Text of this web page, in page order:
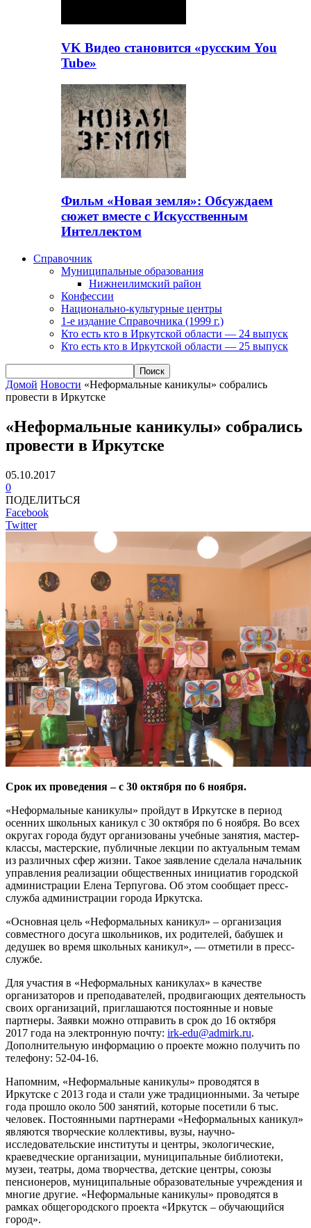
VK Видео становится «русским You
Tube»
Фильм «Новая земля»: Обсуждаем
сюжет вместе с Искусственным
Интеллектом
Справочник
Муниципальные образования
Нижнеилимский район
Конфессии
Национально-культурные центры
1-е издание Справочника (1999 г.)
Кто есть кто в Иркутской области — 24 выпуск
Кто есть кто в Иркутской области — 25 выпуск
Домой Новости «Неформальные каникулы» собрались
провести в Иркутске
«Неформальные каникулы» собрались
провести в Иркутске
05.10.2017
0
ПОДЕЛИТЬСЯ
Facebook
Twitter
Срок их проведения – с 30 октября по 6 ноября.
«Неформальные каникулы» пройдут в Иркутске в период
осенних школьных каникул с 30 октября по 6 ноября. Во всех
округах города будут организованы учебные занятия, мастер-
классы, мастерские, публичные лекции по актуальным темам
из различных сфер жизни. Такое заявление сделала начальник
управления реализации общественных инициатив городской
администрации Елена Терпугова. Об этом сообщает пресс-
служба администрации города Иркутска.
«Основная цель «Неформальных каникул» – организация
совместного досуга школьников, их родителей, бабушек и
дедушек во время школьных каникул», — отметили в пресс-
службе.
Для участия в «Неформальных каникулах» в качестве
организаторов и преподавателей, продвигающих деятельность
своих организаций, приглашаются постоянные и новые
партнеры. Заявки можно отправить в срок до 16 октября
2017 года на электронную почту: irk-edu@admirk.ru.
Дополнительную информацию о проекте можно получить по
телефону: 52-04-16. ​
Напомним, «Неформальные каникулы» проводятся в
Иркутске с 2013 года и стали уже традиционными. За четыре
года прошло около 500 занятий, которые посетили 6 тыс.
человек. Постоянными партнерами «Неформальных каникул»
являются творческие коллективы, вузы, научно-
исследовательские институты и центры, экологические,
краеведческие организации, муниципальные библиотеки,
музеи, театры, дома творчества, детские центры, союзы
пенсионеров, муниципальные образовательные учреждения и
многие другие. «Неформальные каникулы» проводятся в
рамках общегородского проекта «Иркутск – обучающийся
город».